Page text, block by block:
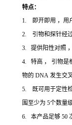
特点：
1. 即开即用 ，用
2. 引物和探针经过
3. 提供阳性对照
4. 特高 ， 引物是
物的 DNA 发生交
5. 既可用于定性
围至少为 5个数量级
6. 本产品足够 50